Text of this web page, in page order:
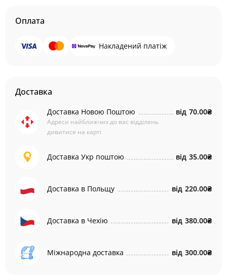
Оплата
Накладений платіж
Доставка
Доставка Новою Поштою
Адреси найближчих до вас відділень
дивитися на карті
від 70.00₴
Доставка Укр поштою від 35.00₴
Доставка в Польщу від 220.00₴
Доставка в Чехію від 380.00₴
Міжнародна доставка від 300.00₴